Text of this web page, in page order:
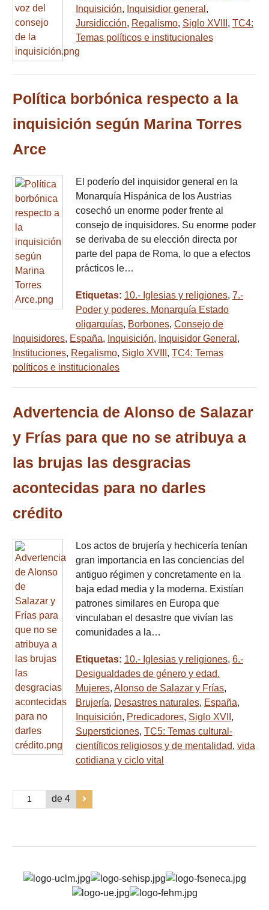
Inquisición, Inquisidior general ,
Jursidicción, Regalismo, Siglo XVIII , TC4:
Temas políticos e institucionales
Política borbónica respecto a la
inquisición según Marina Torres
Arce
El poderío del inquisidor general en la
Monarquía Hispánica de los Austrias
cosechó un enorme poder frente al
consejo de inquisidores. Su enorme poder
se derivaba de su elección directa por
parte del papa de Roma, lo que a efectos
prácticos le…
Etiquetas: 10.- Iglesias y religiones, 7.-
Poder y poderes. Monarquía Estado
oligarquías, Borbones, Consejo de
Inquisidores, España, Inquisición, Inquisidor General ,
Instituciones, Regalismo, Siglo XVIII , TC4: Temas
políticos e institucionales
Advertencia de Alonso de Salazar
y Frías para que no se atribuya a
las brujas las desgracias
acontecidas para no darles
crédito
Los actos de brujería y hechicería tenían
gran importancia en las conciencias del
antiguo régimen y concretamente en la
baja edad media y la moderna. Existían
patrones similares en Europa que
vinculaban el desastre que vivían las
comunidades a la…
Etiquetas: 10.- Iglesias y religiones, 6.-
Desigualdades de género y edad.
Mujeres, Alonso de Salazar y Frías,
Brujería, Desastres naturales, España,
Inquisición, Predicadores, Siglo XVII ,
Supersticiones, TC5: Temas cultural-
científicos religiosos y de mentalidad, vida
cotidiana y ciclo vital
de 4